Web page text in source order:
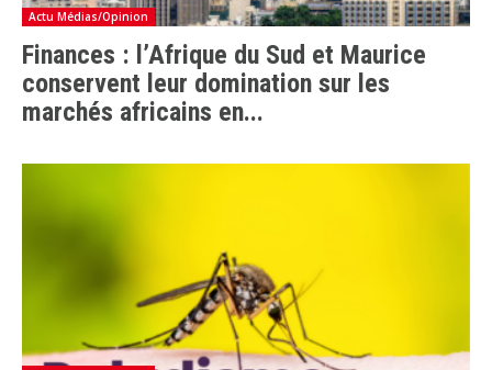
Actu Médias/Opinion
Finances : l’Afrique du Sud et Maurice
conservent leur domination sur les
marchés africains en...